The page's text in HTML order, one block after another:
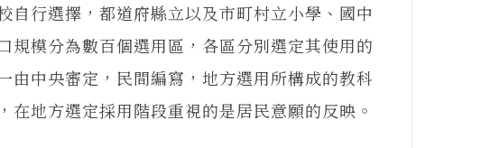
自行選擇，都道府縣立以及市町村立小學、國中
規模分為數百個選用區，各區分別選定其使用的
中央審定，民間編寫，地方選用所構成的教科
地方選定採用階段重視的是居民意願的反映。